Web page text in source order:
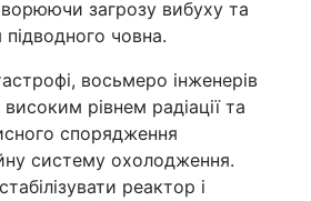
загрозу вибуху та
човна.
восьмеро інженерів
рівнем радіації та
спорядження
систему охолодження.
реактор і